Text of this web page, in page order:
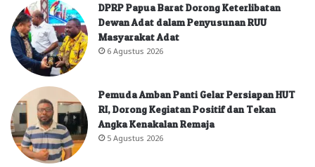
DPRP Papua Barat Dorong Keterlibatan
Dewan Adat dalam Penyusunan RUU
Masyarakat Adat
6 Agustus 2026
Pemuda Amban Panti Gelar Persiapan HUT
RI, Dorong Kegiatan Positif dan Tekan
Angka Kenakalan Remaja
5 Agustus 2026